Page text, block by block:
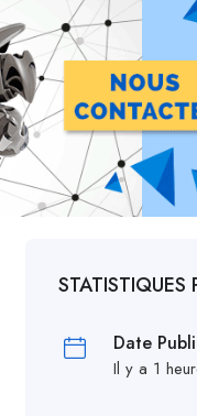
STATISTIQUES
Date
Il y a 1